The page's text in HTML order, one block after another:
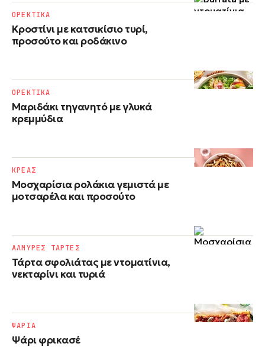
Κροστίνι με κατσικίσιο τυρί,
προσούτο και ροδάκινο
ΟΡΕΚΤΙΚΑ
Μαριδάκι τηγανητό με γλυκά
κρεμμύδια
ΟΡΕΚΤΙΚΑ
Μοσχαρίσια ρολάκια γεμιστά με
μοτσαρέλα και προσούτο
ΚΡΕΑΣ
Τάρτα σφολιάτας με ντοματίνια,
νεκταρίνι και τυριά
ΑΛΜΥΡΕΣ ΤΑΡΤΕΣ
Ψάρι φρικασέ
ΨΑΡΙΑ